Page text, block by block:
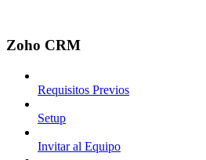
Zoho CRM
Requisitos Previos
Setup
Invitar al Equipo